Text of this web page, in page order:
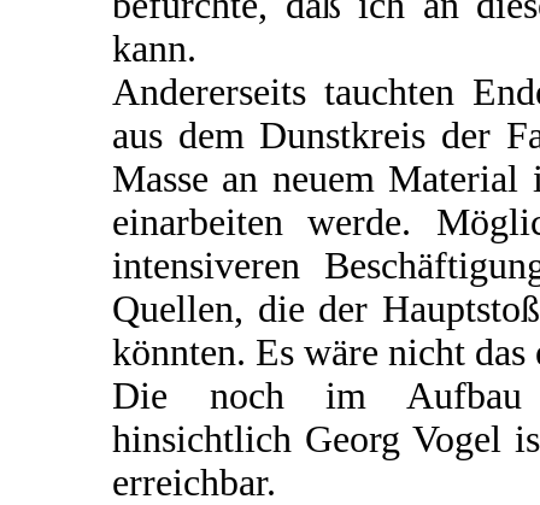
kann.
Andererseits tauchten
aus dem Dunstkreis der
Masse an neuem Material
einarbeiten werde.
intensiveren
Quellen, die der
könnten. Es wäre nicht
Die noch im Aufbau
hinsichtlich Georg Vogel
erreichbar.